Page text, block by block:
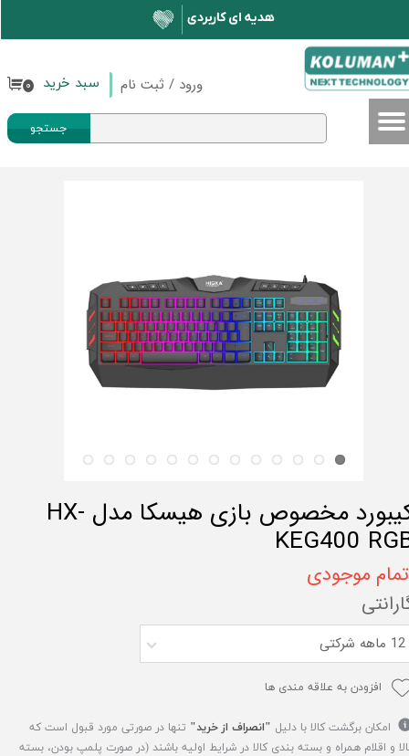
ورود / ثبت نام
حساب کاربری من
تغییر گذر واژه
سفارشات
جستجو
۰ سبد خرید
کیبورد مخصوص بازی هیسکا مدل HX-
KEG400
موجودی
12 ماهه شرکتی
افزودن به علاقه مندی ها
امکان برگشت کالا با دلیل "انصراف از خرید" تنها در صورتی مورد قبول است که
و اقلام همراه و بسته بندی کالا در شرایط اولیه باشند (در صورت پلمپ بودن، بسته